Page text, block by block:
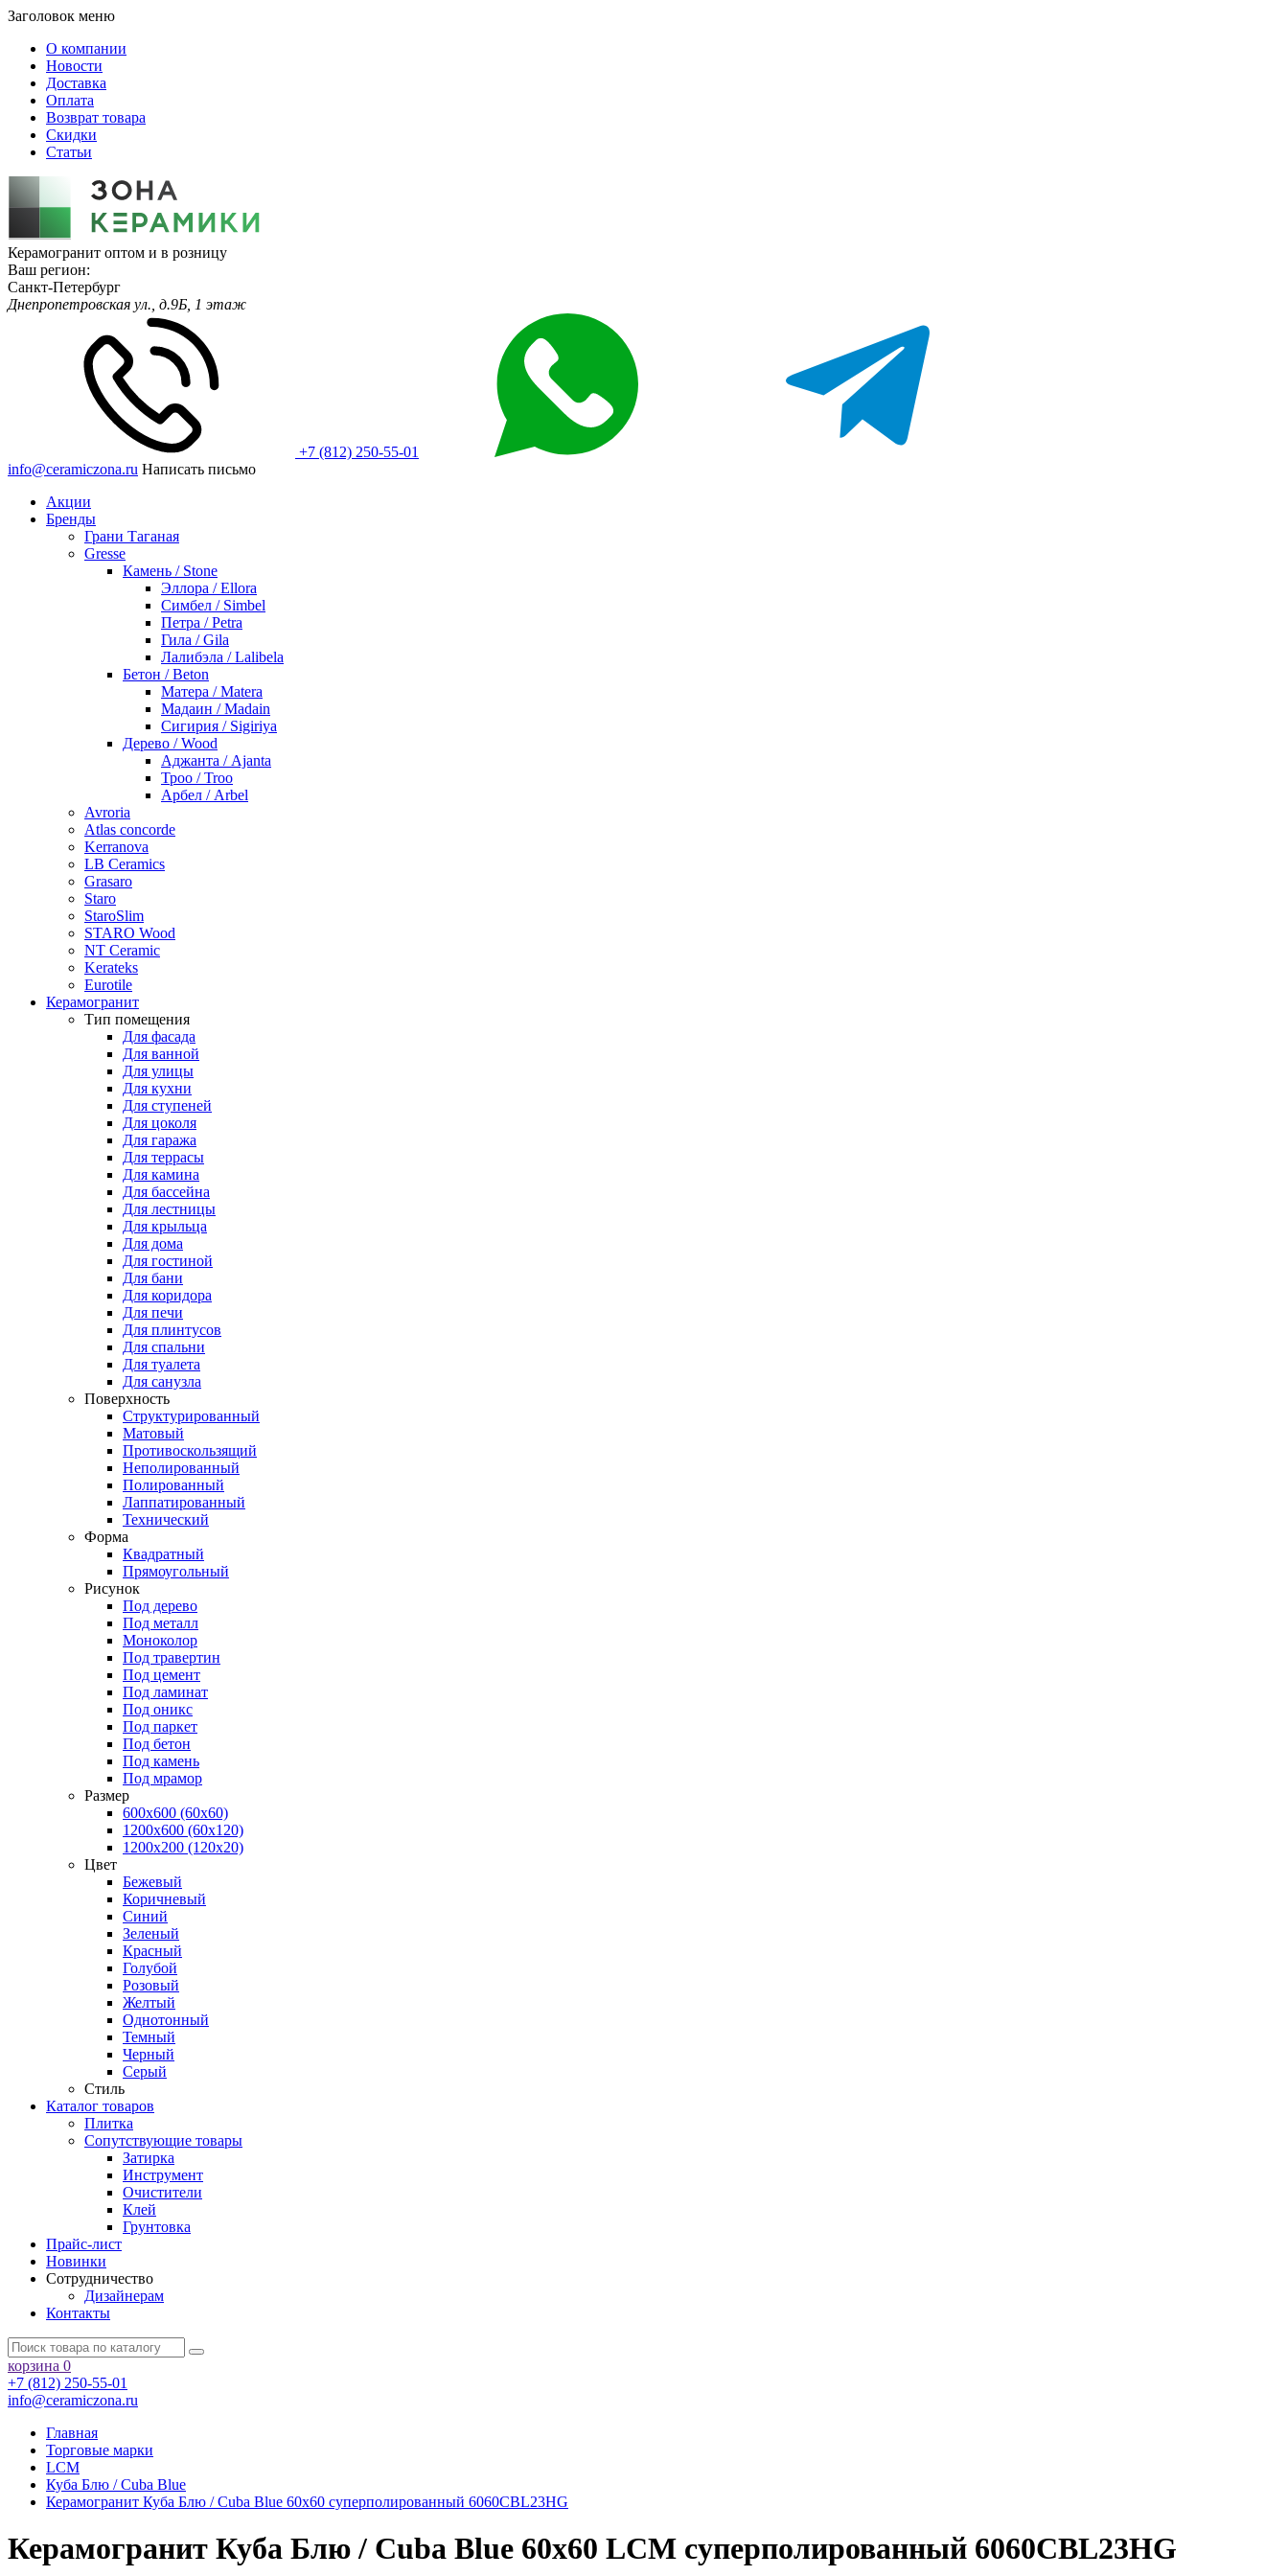
Заголовок меню
О компании
Новости
Доставка
Оплата
Возврат товара
Скидки
Статьи
Керамогранит оптом и в розницу
Ваш регион:
Санкт-Петербург
Днепропетровская ул., д.9Б, 1 этаж
+7 (812) 250-55-01
info@ceramiczona.ru Написать письмо
Акции
Бренды
Грани Таганая
Gresse
Камень / Stone
Эллора / Ellora
Симбел / Simbel
Петра / Petra
Гила / Gila
Лалибэла / Lalibela
Бетон / Beton
Матера / Matera
Мадаин / Madain
Сигирия / Sigiriya
Дерево / Wood
Аджанта / Ajanta
Троо / Troo
Арбел / Arbel
Avroria
Atlas concorde
Kerranova
LB Ceramics
Grasaro
Staro
StaroSlim
STARO Wood
NT Ceramic
Kerateks
Eurotile
Керамогранит
Тип помещения
Для фасада
Для ванной
Для улицы
Для кухни
Для ступеней
Для цоколя
Для гаража
Для террасы
Для камина
Для бассейна
Для лестницы
Для крыльца
Для дома
Для гостиной
Для бани
Для коридора
Для печи
Для плинтусов
Для спальни
Для туалета
Для санузла
Поверхность
Структурированный
Матовый
Противоскользящий
Неполированный
Полированный
Лаппатированный
Технический
Форма
Квадратный
Прямоугольный
Рисунок
Под дерево
Под металл
Моноколор
Под травертин
Под цемент
Под ламинат
Под оникс
Под паркет
Под бетон
Под камень
Под мрамор
Размер
600х600 (60х60)
1200х600 (60х120)
1200х200 (120x20)
Цвет
Бежевый
Коричневый
Синий
Зеленый
Красный
Голубой
Розовый
Желтый
Однотонный
Темный
Черный
Серый
Стиль
Каталог товаров
Плитка
Сопутствующие товары
Затирка
Инструмент
Очистители
Клей
Грунтовка
Прайс-лист
Новинки
Сотрудничество
Дизайнерам
Контакты
корзина 0
+7 (812) 250-55-01
info@ceramiczona.ru
Главная
Торговые марки
LCM
Куба Блю / Cuba Blue
Керамогранит Куба Блю / Cuba Blue 60х60 суперполированный 6060CBL23HG
Керамогранит Куба Блю / Cuba Blue 60х60 LCM суперполированный 6060CBL23HG